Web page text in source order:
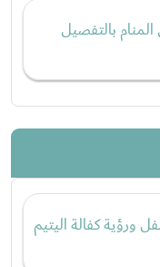
بالتفصيل
ورؤية كفالة اليتيم